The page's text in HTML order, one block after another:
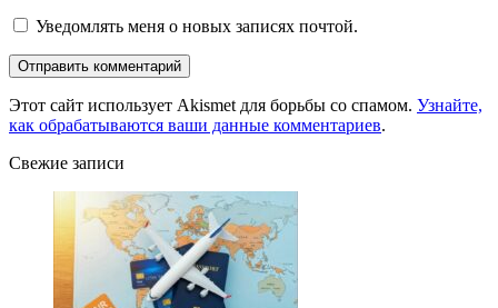
Уведомлять меня о новых записях почтой.
Этот сайт использует Akismet для борьбы со спамом. Узнайте,
как обрабатываются ваши данные комментариев.
Свежие записи